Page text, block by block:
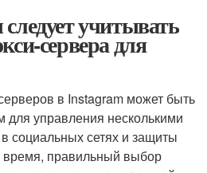
учитывать
сервера для
в Instagram может быть
для управления несколькими
социальных сетях и защиты
правильный выбор